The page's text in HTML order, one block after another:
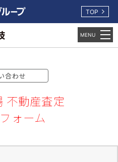
TOP
合わせ
不動産査定
ォーム